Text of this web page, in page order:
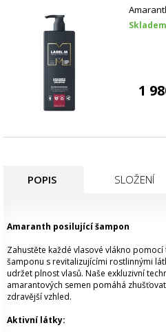
Skladem
1
POPIS SLOŽENÍ
Amaranth posilující šampon
Zahustěte každé vlasové vlákno
šamponu s revitalizujícími rostlinnými
udržet plnost vlasů. Naše exkluzivní
amarantových semen pomáhá
zdravější vzhled.
Aktivní látky: